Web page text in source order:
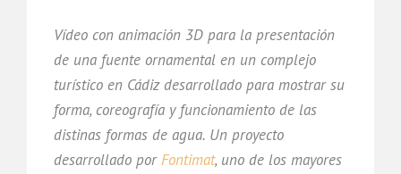
Vídeo con animación 3D para la presentación
de una fuente ornamental en un complejo
turístico en Cádiz desarrollado para mostrar su
forma, coreografía y funcionamiento de las
distinas formas de agua. Un proyecto
desarrollado porFontimat, uno de los mayores